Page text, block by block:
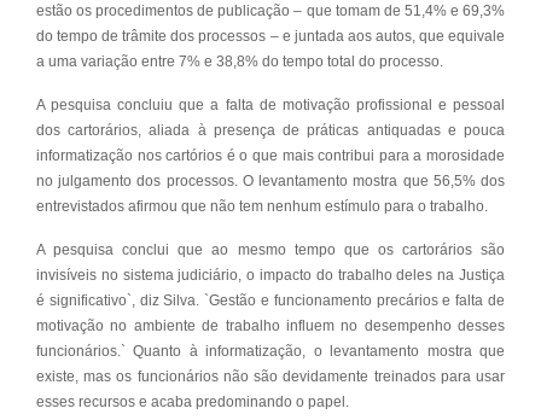
estão os procedimentos de publicação – que tomam de 51,4% e 69,3%
do tempo de trâmite dos processos – e juntada aos autos, que equivale
a uma variação entre 7% e 38,8% do tempo total do processo.
A pesquisa concluiu que a falta de motivação profissional e pessoal
dos cartorários, aliada à presença de práticas antiquadas e pouca
informatização nos cartórios é o que mais contribui para a morosidade
no julgamento dos processos. O levantamento mostra que 56,5% dos
entrevistados afirmou que não tem nenhum estímulo para o trabalho.
A pesquisa conclui que ao mesmo tempo que os cartorários são
invisíveis no sistema judiciário, o impacto do trabalho deles na Justiça
é significativo`, diz Silva. `Gestão e funcionamento precários e falta de
motivação no ambiente de trabalho influem no desempenho desses
funcionários.` Quanto à informatização, o levantamento mostra que
existe, mas os funcionários não são devidamente treinados para usar
esses recursos e acaba predominando o papel.